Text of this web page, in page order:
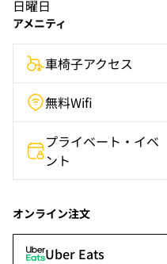
日曜日
アメニティ
車椅子アクセス
無料Wifi
プライベート・イベ
ント
オンライン注文
Uber Eats